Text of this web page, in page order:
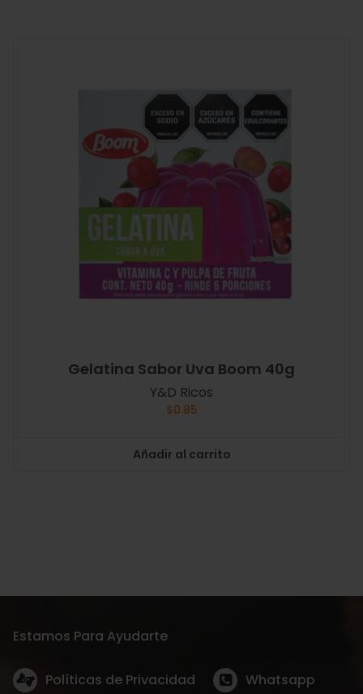
Gelatina Sabor Uva Boom 40g
Y&D Ricos
$0.85
Añadir al carrito
Estamos Para Ayudarte
Políticas de Privacidad Whatsapp